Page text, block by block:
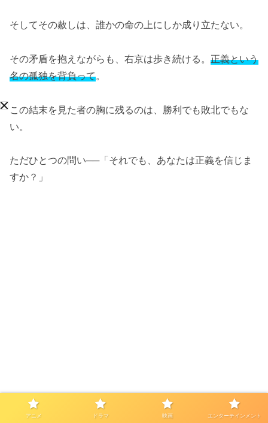
そしてその赦しは、誰かの命の上にしか成り立たない。
その矛盾を抱えながらも、右京は歩き続ける。 正義という
名の孤独を背負って。
この結末を見た者の胸に残るのは、勝利でも敗北でもな
い。
ただひとつの問い──「それでも、あなたは正義を信じま
すか？」
アニメ ドラマ 映画 エンターテインメント